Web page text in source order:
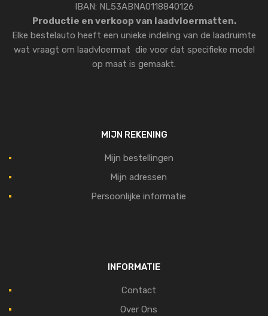
IBAN: NL53ABNA0118840126
Productie en verkoop van laadvloermatten.
Elke bestelauto heeft een unieke indeling van de laadruimte
wat vraagt om laadvloermat die voor dat specifieke model
op maat is gemaakt.
MIJN REKENING
Mijn bestellingen
Mijn adressen
Persoonlijke informatie
INFORMATIE
Contact
Over Ons